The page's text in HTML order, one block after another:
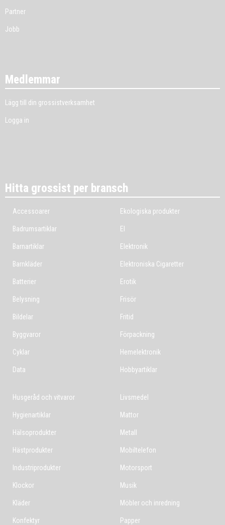
Partner
Jobb
Medlemmar
Lägg till din grossistverksamhet
Logga in
Hitta grossist per bransch
Accessoarer
Badrumsartiklar
Barnartiklar
Barnkläder
Batterier
Belysning
Bildelar
Byggvaror
Cyklar
Data
Ekologiska produkter
El
Elektronik
Elektroniska Cigaretter
Erotik
Frisör
Fritid
Förpackning
Hemelektronik
Hobbyartiklar
Husgeråd och vitvaror
Hygienartiklar
Hälsoprodukter
Hästprodukter
Industriprodukter
Klockor
Kläder
Konfektyr
Livsmedel
Mattor
Metall
Mobiltelefon
Motorsport
Musik
Möbler och inredning
Papper